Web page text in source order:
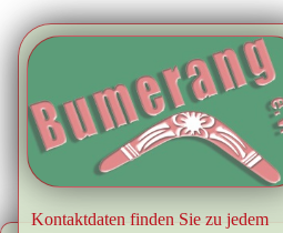
Kontaktdaten finden Sie zu jedem